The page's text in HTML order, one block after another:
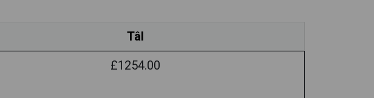
Tâl
£1254.00